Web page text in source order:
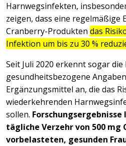
Harnwegsinfekten,
zeigen, dass eine regelmäßige
Cranberry-Produkten das
Infektion um bis zu 30 %
Seit Juli 2020 erkennt sogar die
gesundheitsbezogene
Ergänzungsmittel an, die das
wiederkehrenden
sollen.
tägliche Verzehr von 500 mg
vorbelasteten, gesunden